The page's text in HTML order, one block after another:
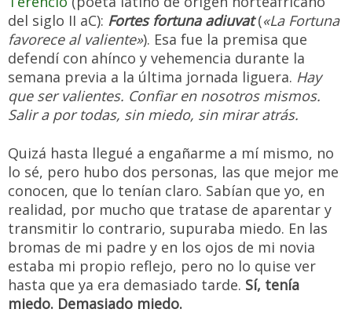
del siglo II aC): Fortes fortuna adiuvat («La Fortuna
favorece al valiente»). Esa fue la premisa que
defendí con ahínco y vehemencia durante la
semana previa a la última jornada liguera. Hay
que ser valientes. Confiar en nosotros mismos.
Salir a por todas, sin miedo, sin mirar atrás.
Quizá hasta llegué a engañarme a mí mismo, no
lo sé, pero hubo dos personas, las que mejor me
conocen, que lo tenían claro. Sabían que yo, en
realidad, por mucho que tratase de aparentar y
transmitir lo contrario, supuraba miedo. En las
bromas de mi padre y en los ojos de mi novia
estaba mi propio reflejo, pero no lo quise ver
hasta que ya era demasiado tarde. Sí, tenía
miedo. Demasiado miedo.